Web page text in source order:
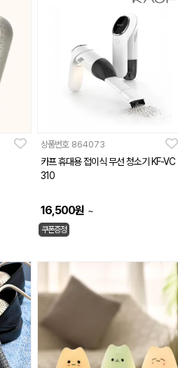
상품번호 864073
카프 휴대용 접이식 무선 청소기 KF-VC
310
16,500원 ~
쿠폰증정